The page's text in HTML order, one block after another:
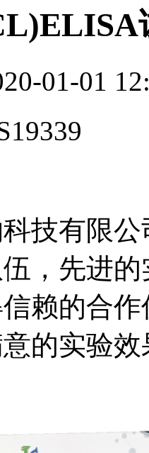
01-01
科技有限
，先进
赖的合
的实验效